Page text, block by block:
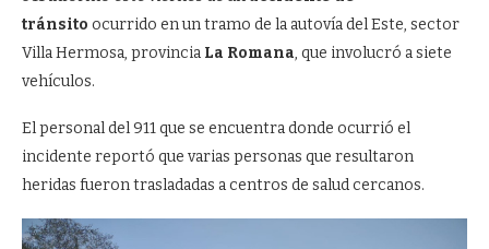
tránsito ocurrido en un tramo de la autovía del Este, sector
Villa Hermosa, provincia La Romana, que involucró a siete
vehículos.
El personal del 911 que se encuentra donde ocurrió el
incidente reportó que varias personas que resultaron
heridas fueron trasladadas a centros de salud cercanos.